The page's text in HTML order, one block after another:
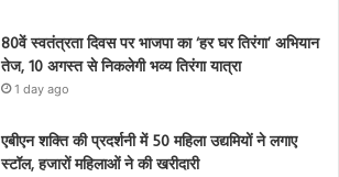
80वें स्वतंत्रता दिवस पर भाजपा का ‘हर घर तिरंगा’ अभियान
तेज, 10 अगस्त से निकलेगी भव्य तिरंगा यात्रा
1 day ago
एबीएन शक्ति की प्रदर्शनी में 50 महिला उद्यमियों ने लगाए
स्टॉल, हजारों महिलाओं ने की खरीदारी